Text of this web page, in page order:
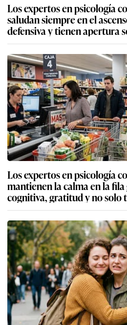
Los expertos en psicología
saludan siempre en el
defensiva y tienen apertura
Los expertos en psicología
mantienen la calma en la
cognitiva, gratitud y no